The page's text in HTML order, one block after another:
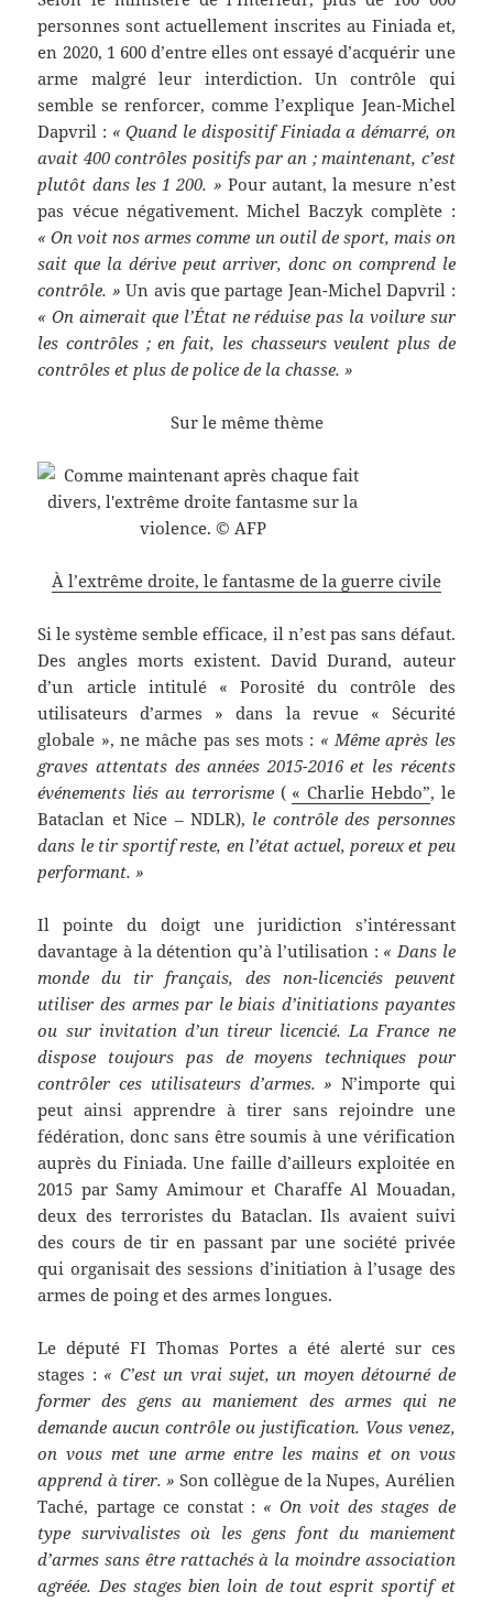
personnes sont actuellement inscrites au Finiada et,
en 2020, 1 600 d’entre elles ont essayé d’acquérir une
arme malgré leur interdiction. Un contrôle qui
semble se renforcer, comme l’explique Jean-Michel
Dapvril : « Quand le dispositif Finiada a démarré, on
avait 400 contrôles positifs par an ; maintenant, c’est
plutôt dans les 1 200. » Pour autant, la mesure n’est
pas vécue négativement. Michel Baczyk complète :
« On voit nos armes comme un outil de sport, mais on
sait que la dérive peut arriver, donc on comprend le
contrôle. »Un avis que partage Jean-Michel Dapvril :
« On aimerait que l’État ne réduise pas la voilure sur
les contrôles ; en fait, les chasseurs veulent plus de
contrôles et plus de police de la chasse. »
Sur le même thème
À l’extrême droite, le fantasme de la guerre civile
Si le système semble efficace, il n’est pas sans défaut.
Des angles morts existent. David Durand, auteur
d’un article intitulé « Porosité du contrôle des
utilisateurs d’armes » dans la revue « Sécurité
globale », ne mâche pas ses mots : « Même après les
graves attentats des années 2015-2016 et les récents
événements liés au terrorisme( « Charlie Hebdo”, le
Bataclan et Nice – NDLR), le contrôle des personnes
dans le tir sportif reste, en l’état actuel, poreux et peu
performant. »
Il pointe du doigt une juridiction s’intéressant
davantage à la détention qu’à l’utilisation : « Dans le
monde du tir français, des non-licenciés peuvent
utiliser des armes par le biais d’initiations payantes
ou sur invitation d’un tireur licencié. La France ne
dispose toujours pas de moyens techniques pour
contrôler ces utilisateurs d’armes. » N’importe qui
peut ainsi apprendre à tirer sans rejoindre une
fédération, donc sans être soumis à une vérification
auprès du Finiada. Une faille d’ailleurs exploitée en
2015 par Samy Amimour et Charaffe Al Mouadan,
deux des terroristes du Bataclan. Ils avaient suivi
des cours de tir en passant par une société privée
qui organisait des sessions d’initiation à l’usage des
armes de poing et des armes longues.
Le député FI Thomas Portes a été alerté sur ces
stages : « C’est un vrai sujet, un moyen détourné de
former des gens au maniement des armes qui ne
demande aucun contrôle ou justification. Vous venez,
on vous met une arme entre les mains et on vous
apprend à tirer. » Son collègue de la Nupes, Aurélien
Taché, partage ce constat : « On voit des stages de
type survivalistes où les gens font du maniement
d’armes sans être rattachés à la moindre association
agréée. Des stages bien loin de tout esprit sportif et